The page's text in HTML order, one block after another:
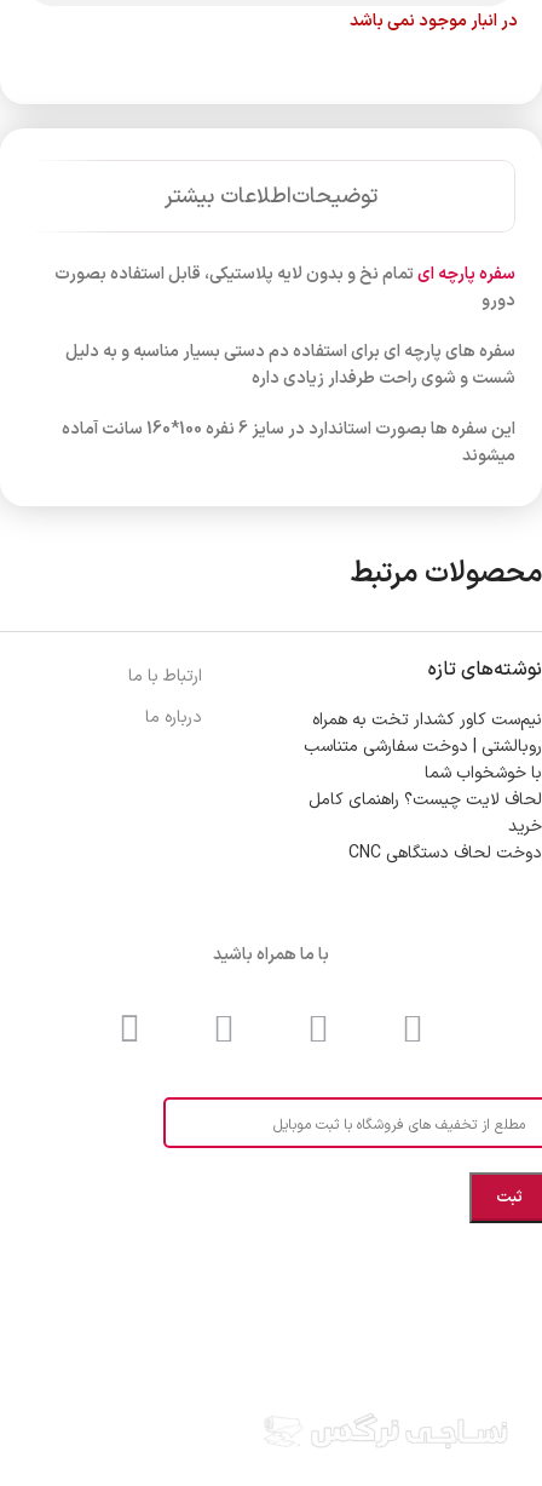
در انبار موجود نمی باشد
توضیحاتاطلاعات بیشتر
سفره پارچه ایتمام نخ و بدون لایه پلاستیکی، قابل استفاده بصورت
دورو
سفره های پارچه ای برای استفاده دم دستی بسیار مناسبه و به دلیل
شست و شوی راحت طرفدار زیادی داره
این سفره ها بصورت استاندارد در سایز 6 نفره 100*160 سانت آماده
میشوند
محصولات مرتبط
نوشته‌های تازه
نیم‌ست کاور کشدار تخت به همراه
روبالشتی | دوخت سفارشی متناسب
با خوشخواب شما
لحاف لایت چیست؟ راهنمای کامل
خرید
دوخت لحاف دستگاهی CNC
ارتباط با ما
درباره ما
با ما همراه باشید
مطلع از تخفیف های فروشگاه با ثبت موبایل